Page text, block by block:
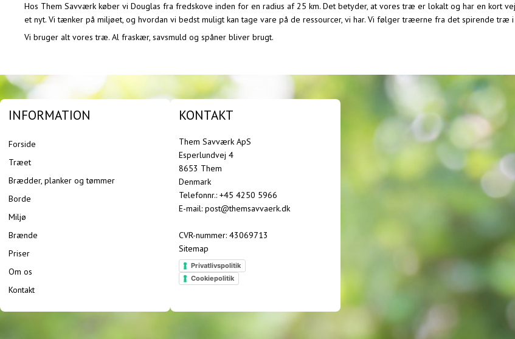
Hos Them Savværk køber vi Douglas fra fredskove inden for en radius af 25 km. Det betyder, at vores træ er lokalt og har en
et nyt. Vi tænker på miljøet, og hvordan vi bedst muligt kan tage vare på de ressourcer, vi har. Vi følger træerne fra det spirende
Vi bruger alt vores træ. Al fraskær, savsmuld og spåner bliver brugt.
INFORMATION
Forside
Træet
Brædder, planker og tømmer
Borde
Miljø
Brænde
Priser
Om os
Kontakt
KONTAKT
Them Savværk ApS
Esperlundvej 4
8653 Them
Denmark
Telefonnr.:+45 4250 5966
E-mail: post@themsavvaerk.dk
CVR-nummer:43069713
Sitemap
Privatlivspolitik
Cookiepolitik